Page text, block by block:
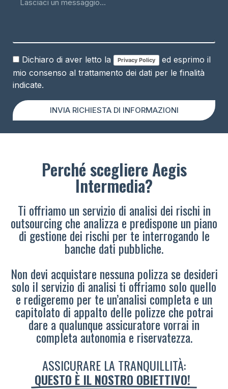
Dichiaro di aver letto la Privacy Policy
ed esprimo il
mio consenso al trattamento dei dati per le finalità
indicate.
INVIA RICHIESTA DI INFORMAZIONI
Perché scegliere Aegis
Intermedia?
Ti offriamo un servizio di analisi dei rischi in
outsourcing che analizza e predispone un piano
di gestione dei rischi per te interrogando le
banche dati pubbliche.
Non devi acquistare nessuna polizza se desideri
solo il servizio di analisi ti offriamo solo quello
e redigeremo per te un’analisi completa e un
capitolato di appalto delle polizze che potrai
dare a qualunque assicuratore vorrai in
completa autonomia e riservatezza.
ASSICURARE LA TRANQUILLITÀ:
QUESTO È IL NOSTRO OBIETTIVO!